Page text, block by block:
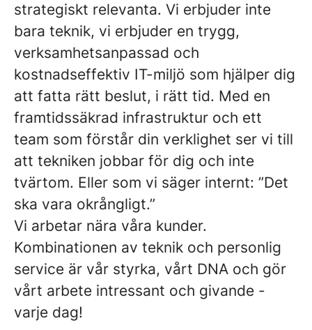
strategiskt relevanta. Vi erbjuder inte
bara teknik, vi erbjuder en trygg,
verksamhetsanpassad och
kostnadseffektiv IT-miljö som hjälper dig
att fatta rätt beslut, i rätt tid. Med en
framtidssäkrad infrastruktur och ett
team som förstår din verklighet ser vi till
att tekniken jobbar för dig och inte
tvärtom. Eller som vi säger internt: ”Det
ska vara okrångligt.”
Vi arbetar nära våra kunder.
Kombinationen av teknik och personlig
service är vår styrka, vårt DNA och gör
vårt arbete intressant och givande -
varje dag!